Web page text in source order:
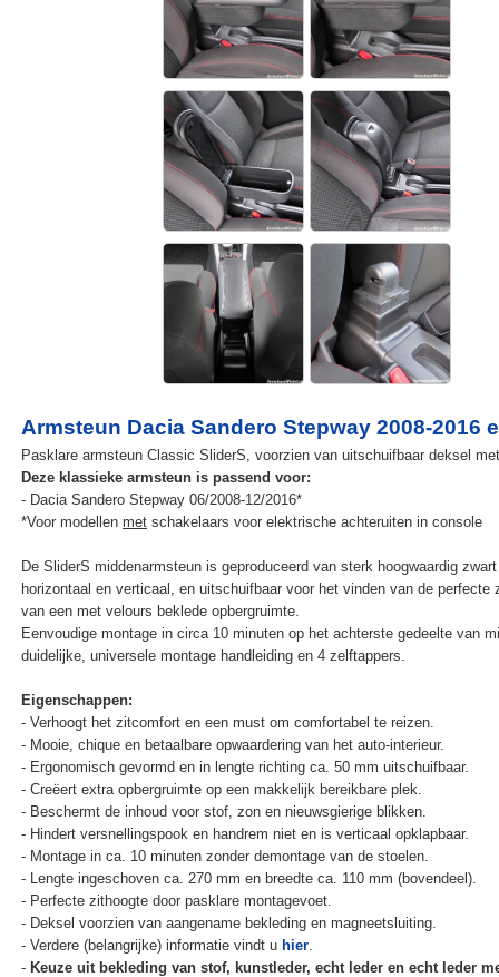
Armsteun Dacia Sandero Stepway 2008-2016
Pasklare armsteun Classic SliderS, voorzien van uitschuifbaar deksel
Deze klassieke armsteun is passend voor:
- Dacia Sandero Stepway 06/2008-12/2016*
*Voor modellen metschakelaars voor elektrische achteruiten in console
De SliderS middenarmsteun is geproduceerd van sterk hoogwaardig
horizontaal en verticaal, en uitschuifbaar voor het vinden van de perfecte
van een met velours beklede opbergruimte.
Eenvoudige montage in circa 10 minuten op het achterste gedeelte van
duidelijke, universele montage handleiding en 4 zelftappers.
Eigenschappen:
- Verhoogt het zitcomfort en een must om comfortabel te reizen.
- Mooie, chique en betaalbare opwaardering van het auto-interieur.
- Ergonomisch gevormd en in lengte richting ca. 50 mm uitschuifbaar.
- Creëert extra opbergruimte op een makkelijk bereikbare plek.
- Beschermt de inhoud voor stof, zon en nieuwsgierige blikken.
- Hindert versnellingspook en handrem niet en is verticaal opklapbaar.
- Montage in ca. 10 minuten zonder demontage van de stoelen.
- Lengte ingeschoven ca. 270 mm en breedte ca. 110 mm (bovendeel).
- Perfecte zithoogte door pasklare montagevoet.
- Deksel voorzien van aangename bekleding en magneetsluiting.
- Verdere (belangrijke) informatie vindt u hier.
- Keuze uit bekleding van stof, kunstleder, echt leder en echt leder